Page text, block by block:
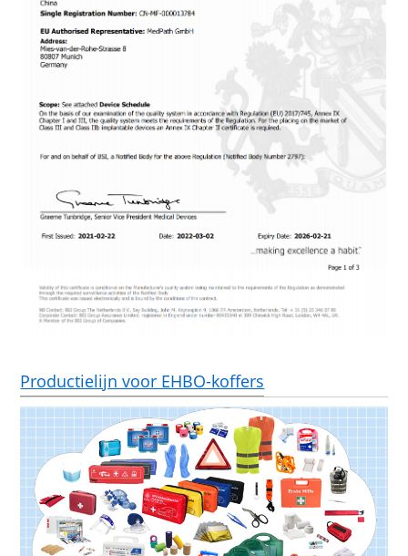
Productielijn voor EHBO-koffers